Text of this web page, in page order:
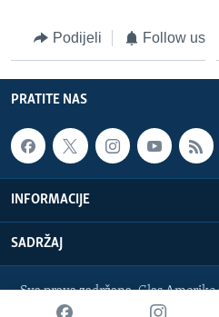
Jezici
Podijeli Follow us
PRATITE NAS
INFORMACIJE
SADRŽAJ
Sva prava zadržana. Glas
bosnian-service@voanews.com